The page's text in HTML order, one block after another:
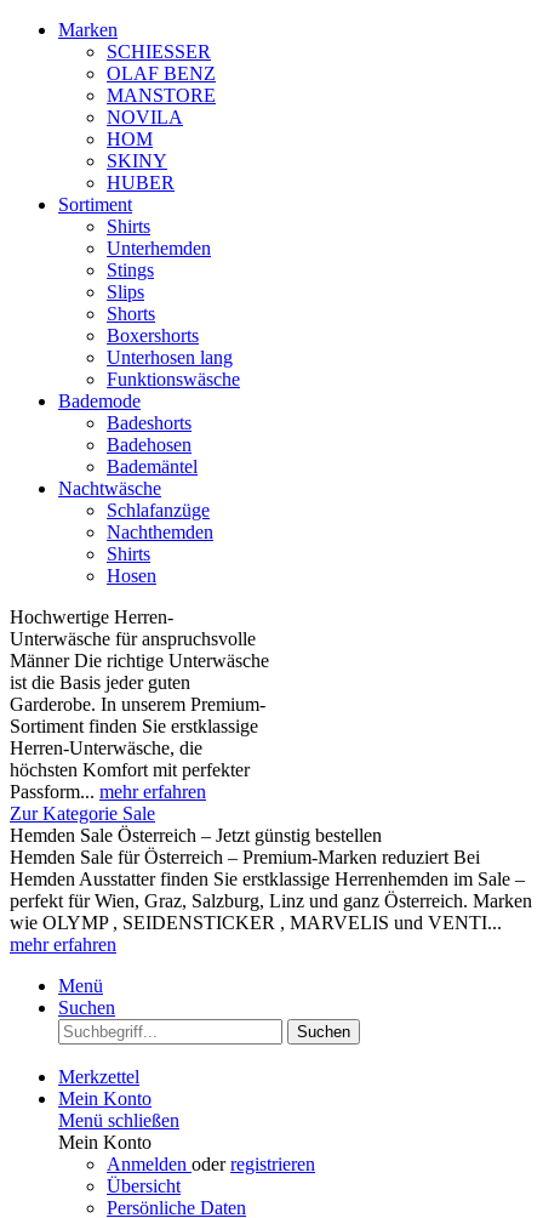
Marken
SCHIESSER
OLAF BENZ
MANSTORE
NOVILA
HOM
SKINY
HUBER
Sortiment
Shirts
Unterhemden
Stings
Slips
Shorts
Boxershorts
Unterhosen lang
Funktionswäsche
Bademode
Badeshorts
Badehosen
Bademäntel
Nachtwäsche
Schlafanzüge
Nachthemden
Shirts
Hosen
Hochwertige Herren-
Unterwäsche für anspruchsvolle
Männer Die richtige Unterwäsche
ist die Basis jeder guten
Garderobe. In unserem Premium-
Sortiment finden Sie erstklassige
Herren-Unterwäsche, die
höchsten Komfort mit perfekter
Passform... mehr erfahren
Zur Kategorie Sale
Hemden Sale Österreich – Jetzt günstig bestellen
Hemden Sale für Österreich – Premium-Marken reduziert Bei
Hemden Ausstatter finden Sie erstklassige Herrenhemden im Sale –
perfekt für Wien, Graz, Salzburg, Linz und ganz Österreich. Marken
wie OLYMP , SEIDENSTICKER , MARVELIS und VENTI...
mehr erfahren
Menü
Suchen
Suchen
Merkzettel
Mein Konto
Menü schließen
Mein Konto
Anmelden oderregistrieren
Übersicht
Persönliche Daten